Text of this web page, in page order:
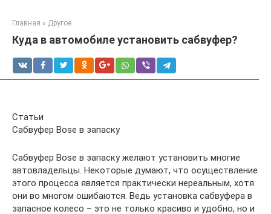
Главная » Другое
Куда в автомобиле установить сабвуфер?
Статьи
Сабвуфер Bose в запаску
Сабвуфер Bose в запаску желают установить многие
автовладельцы. Некоторые думают, что осуществление
этого процесса является практически нереальным, хотя
они во многом ошибаются. Ведь установка сабвуфера в
запасное колесо – это не только красиво и удобно, но и